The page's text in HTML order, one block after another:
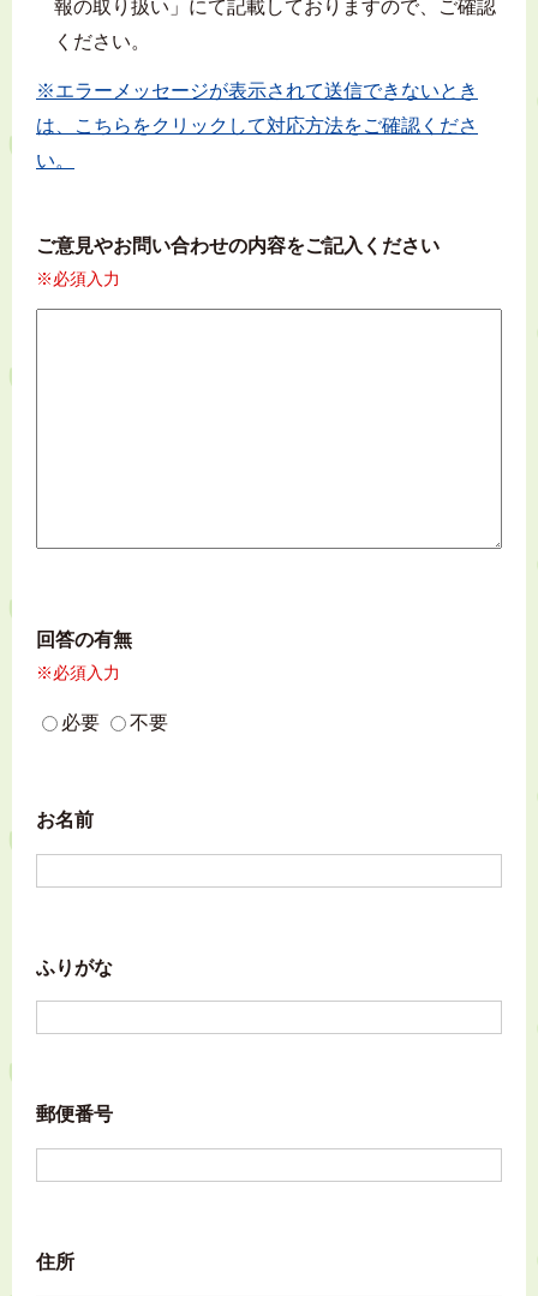
報の取り扱い」にて記載しておりますので、ご確認
ください。
※エラーメッセージが表示されて送信できないとき
は、こちらをクリックして対応方法をご確認くださ
い。
ご意見やお問い合わせの内容をご記入ください
※必須入力
回答の有無
※必須入力
必要 不要
お名前
ふりがな
郵便番号
住所